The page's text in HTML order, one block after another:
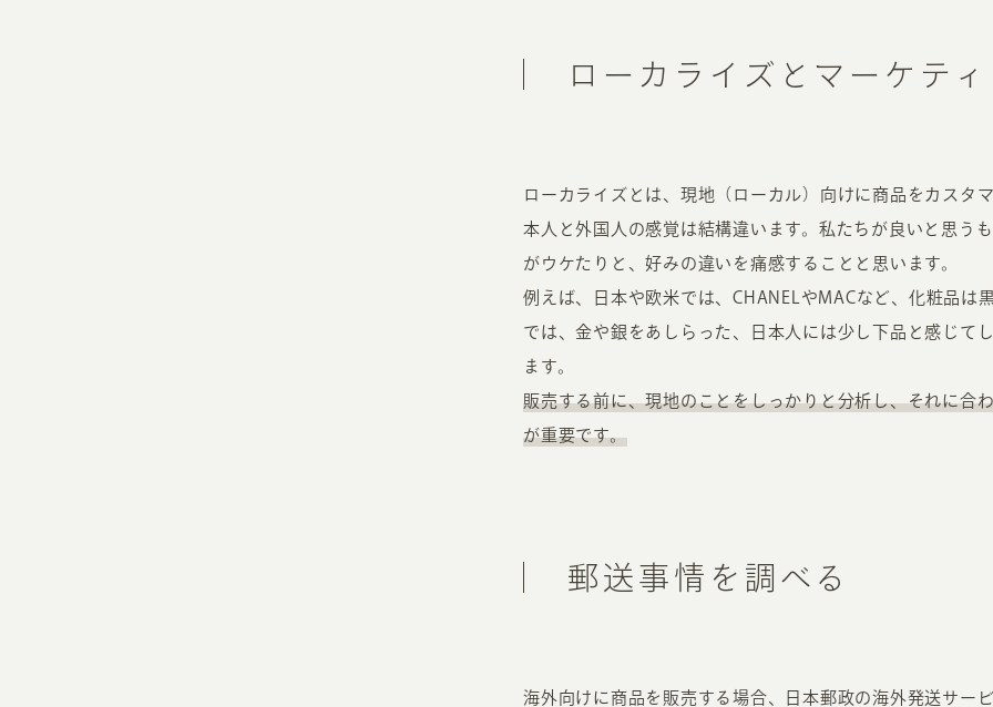
ローカライズとマーケテ
ローカライズとは、現地（ローカル）向けに商品をカスタ
本人と外国人の感覚は結構違います。私たちが良いと思う
がウケたりと、好みの違いを痛感することと思います。
例えば、日本や欧米では、CHANELやMACなど、化粧品は
では、金や銀をあしらった、日本人には少し下品と感じて
ます。
販売する前に、現地のことをしっかりと分析し、それに合
が重要です。
郵送事情を調べる
海外向けに商品を販売する場合、日本郵政の海外発送サー